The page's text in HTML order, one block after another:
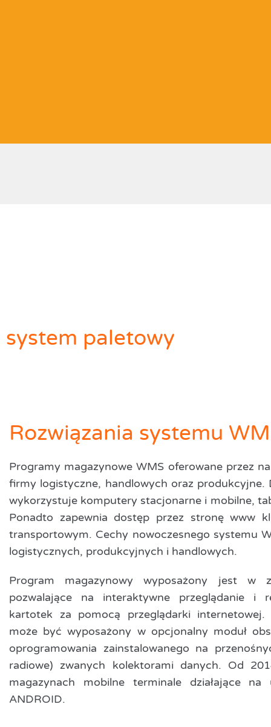
system paletowy
Rozwiązania systemu
Programy magazynowe WMS oferowane przez
firmy logistyczne, handlowych oraz produkcyjne.
wykorzystuje komputery stacjonarne i mobilne,
Ponadto zapewnia dostęp przez stronę www
transportowym. Cechy nowoczesnego systemu
logistycznych, produkcyjnych i handlowych.
Program magazynowy wyposażony jest w
pozwalające na interaktywne przeglądanie i
kartotek za pomocą przeglądarki
może być wyposażony w opcjonalny moduł
oprogramowania zainstalowanego na
radiowe) zwanych kolektorami danych. Od
magazynach mobilne terminale działające
ANDROID.